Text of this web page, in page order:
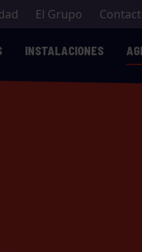
El Grupo
INSTALACIONES